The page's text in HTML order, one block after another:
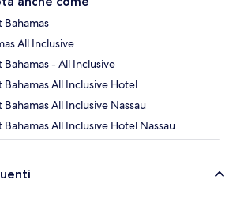
Bahamas
All Inclusive
Bahamas - All Inclusive
Bahamas All Inclusive Hotel
Bahamas All Inclusive Nassau
Bahamas All Inclusive Hotel Nassau